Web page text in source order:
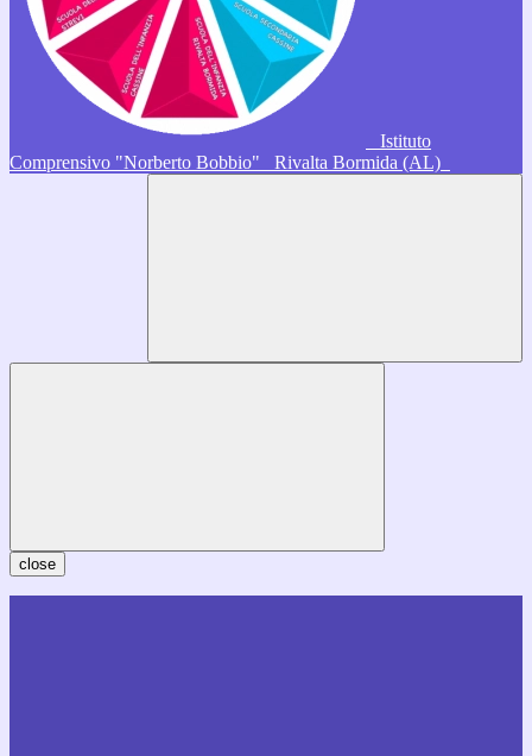
Istituto
Comprensivo "Norberto Bobbio"
Rivalta Bormida (AL)
close